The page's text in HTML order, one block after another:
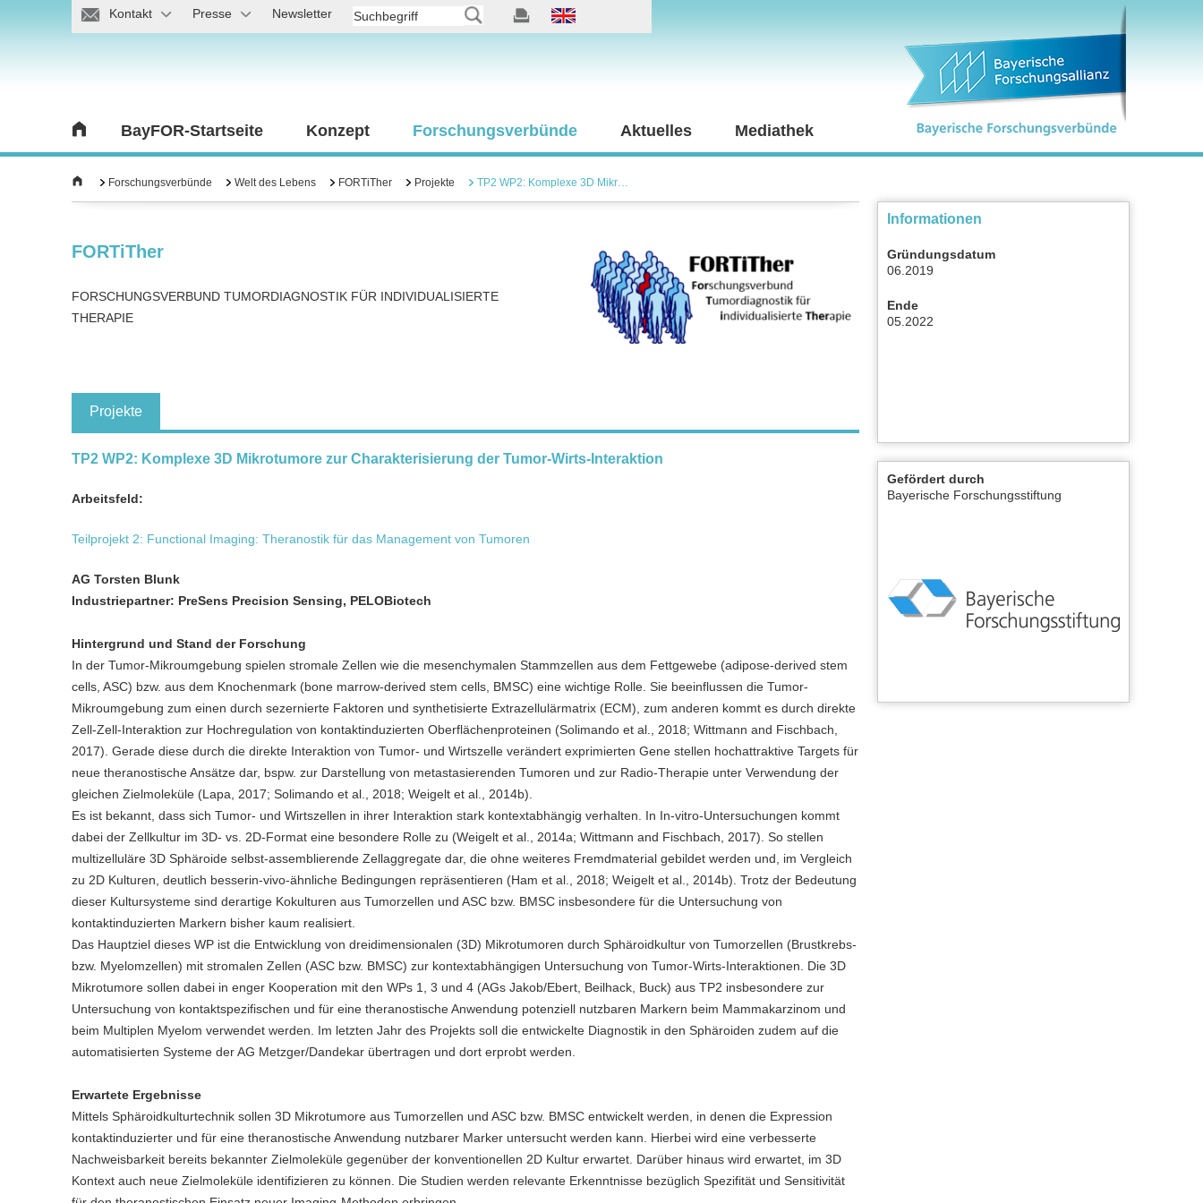
Kontakt Presse Newsletter
BayFOR-Startseite Konzept Forschungsverbünde Aktuelles Mediathek
Forschungsverbünde Welt des Lebens FORTiTher Projekte TP2 WP2: Komplexe 3D Mikr…
FORTiTher
FORSCHUNGSVERBUND TUMORDIAGNOSTIK FÜR INDIVIDUALISIERTE
THERAPIE
Projekte
TP2 WP2: Komplexe 3D Mikrotumore zur Charakterisierung der Tumor-Wirts-Interaktion
Arbeitsfeld:
Teilprojekt 2: Functional Imaging: Theranostik für das Management von Tumoren
AG Torsten Blunk
Industriepartner: PreSens Precision Sensing, PELOBiotech
Hintergrund und Stand der Forschung
In der Tumor-Mikroumgebung spielen stromale Zellen wie die mesenchymalen Stammzellen aus dem Fettgewebe (adipose-derived stem
cells, ASC) bzw. aus dem Knochenmark (bone marrow-derived stem cells, BMSC) eine wichtige Rolle. Sie beeinflussen die Tumor-
Mikroumgebung zum einen durch sezernierte Faktoren und synthetisierte Extrazellulärmatrix (ECM), zum anderen kommt es durch direkte
Zell-Zell-Interaktion zur Hochregulation von kontaktinduzierten Oberflächenproteinen (Solimando et al., 2018; Wittmann and Fischbach,
2017). Gerade diese durch die direkte Interaktion von Tumor- und Wirtszelle verändert exprimierten Gene stellen hochattraktive Targets für
neue theranostische Ansätze dar, bspw. zur Darstellung von metastasierenden Tumoren und zur Radio-Therapie unter Verwendung der
gleichen Zielmoleküle (Lapa, 2017; Solimando et al., 2018; Weigelt et al., 2014b).
Es ist bekannt, dass sich Tumor- und Wirtszellen in ihrer Interaktion stark kontextabhängig verhalten. In In-vitro-Untersuchungen kommt
dabei der Zellkultur im 3D- vs. 2D-Format eine besondere Rolle zu (Weigelt et al., 2014a; Wittmann and Fischbach, 2017). So stellen
multizelluläre 3D Sphäroide selbst-assemblierende Zellaggregate dar, die ohne weiteres Fremdmaterial gebildet werden und, im Vergleich
zu 2D Kulturen, deutlich besserin-vivo-ähnliche Bedingungen repräsentieren (Ham et al., 2018; Weigelt et al., 2014b). Trotz der Bedeutung
dieser Kultursysteme sind derartige Kokulturen aus Tumorzellen und ASC bzw. BMSC insbesondere für die Untersuchung von
kontaktinduzierten Markern bisher kaum realisiert.
Das Hauptziel dieses WP ist die Entwicklung von dreidimensionalen (3D) Mikrotumoren durch Sphäroidkultur von Tumorzellen (Brustkrebs-
bzw. Myelomzellen) mit stromalen Zellen (ASC bzw. BMSC) zur kontextabhängigen Untersuchung von Tumor-Wirts-Interaktionen. Die 3D
Mikrotumore sollen dabei in enger Kooperation mit den WPs 1, 3 und 4 (AGs Jakob/Ebert, Beilhack, Buck) aus TP2 insbesondere zur
Untersuchung von kontaktspezifischen und für eine theranostische Anwendung potenziell nutzbaren Markern beim Mammakarzinom und
beim Multiplen Myelom verwendet werden. Im letzten Jahr des Projekts soll die entwickelte Diagnostik in den Sphäroiden zudem auf die
automatisierten Systeme der AG Metzger/Dandekar übertragen und dort erprobt werden.
Erwartete Ergebnisse
Mittels Sphäroidkulturtechnik sollen 3D Mikrotumore aus Tumorzellen und ASC bzw. BMSC entwickelt werden, in denen die Expression
kontaktinduzierter und für eine theranostische Anwendung nutzbarer Marker untersucht werden kann. Hierbei wird eine verbesserte
Nachweisbarkeit bereits bekannter Zielmoleküle gegenüber der konventionellen 2D Kultur erwartet. Darüber hinaus wird erwartet, im 3D
Kontext auch neue Zielmoleküle identifizieren zu können. Die Studien werden relevante Erkenntnisse bezüglich Spezifität und Sensitivität
Informationen
Gründungsdatum
06.2019
Ende
05.2022
Gefördert durch
Bayerische Forschungsstiftung